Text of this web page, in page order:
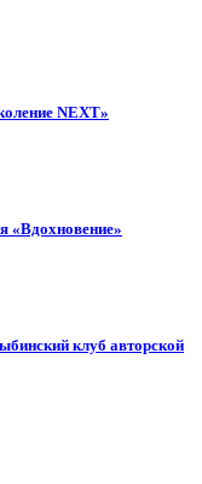
NEXT»
«Вдохновение»
клуб авторской